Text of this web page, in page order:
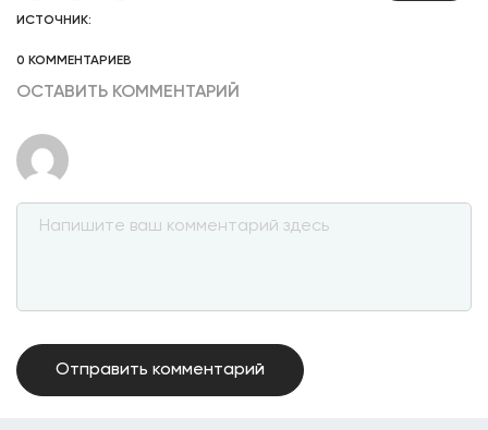
ИСТОЧНИК:
0 КОММЕНТАРИЕВ
ОСТАВИТЬ КОММЕНТАРИЙ